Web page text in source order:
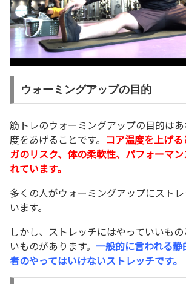
ウォーミングアップの目的
筋トレのウォーミングアップの目的は
度をあげることです。 コア温度を上げ
ガのリスク、体の柔軟性、パフォーマ
れています。
多くの人がウォーミングアップにスト
います。
しかし、ストレッチにはやっていいも
いものがあります。 一般的に言われる
者のやってはいけないストレッチです。